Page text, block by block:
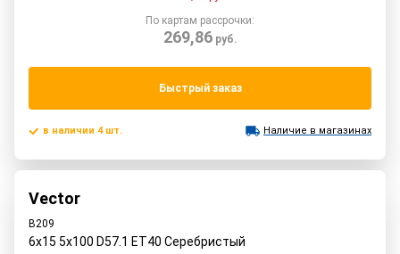
По картам рассрочки:
269,86руб.
Быстрый заказ
в наличии 4 шт. Наличие в магазинах
Vector
B209
6x15 5x100 D57.1 ET40 Серебристый